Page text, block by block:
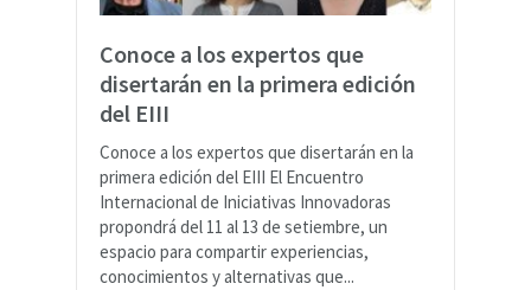
Conoce a los expertos que
disertarán en la primera edición
del EIII
Conoce a los expertos que disertarán en la
primera edición del EIII El Encuentro
Internacional de Iniciativas Innovadoras
propondrá del 11 al 13 de setiembre, un
espacio para compartir experiencias,
conocimientos y alternativas que...